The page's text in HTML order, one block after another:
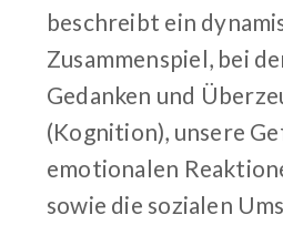
beschreibt ein
Zusammenspiel, bei
Gedanken und
(Kognition), unsere
emotionalen
sowie die sozialen